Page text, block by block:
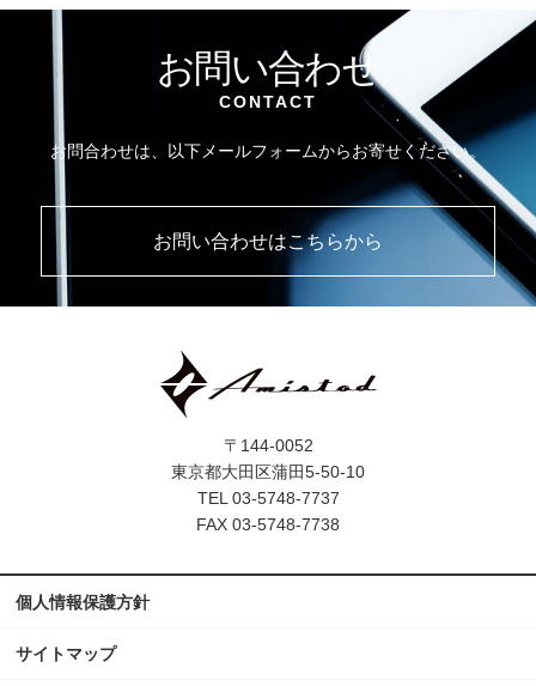
お問い合わせ
CONTACT
お問合わせは、以下メールフォームからお寄せください。
お問い合わせはこちらから
〒144-0052
東京都大田区蒲田5-50-10
TEL 03-5748-7737
FAX 03-5748-7738
個人情報保護方針
サイトマップ